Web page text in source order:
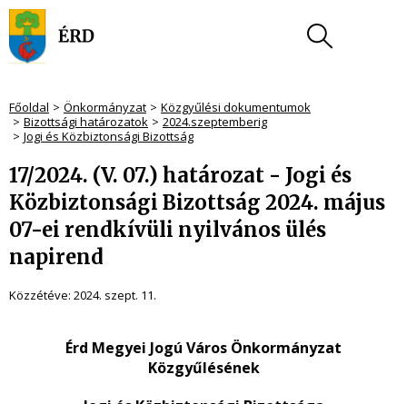
Főoldal Önkormányzat
Közgyűlési dokumentumok
Bizottsági határozatok
2024.szeptemberig
Jogi és Közbiztonsági Bizottság
17/2024. (V. 07.) határozat - Jogi és
Közbiztonsági Bizottság 2024. május
07-ei rendkívüli nyilvános ülés
napirend
Közzétéve: 2024. szept. 11.
Érd Megyei Jogú Város Önkormányzat
Közgyűlésének